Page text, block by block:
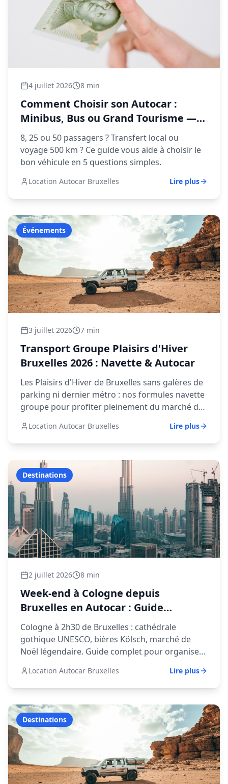
4 juillet 2026 8 min
Comment Choisir son Autocar :
Minibus, Bus ou Grand Tourisme —
Guide Décideur
8, 25 ou 50 passagers ? Transfert local ou
voyage 500 km ? Ce guide vous aide à choisir le
bon véhicule en 5 questions simples.
Location Autocar Bruxelles Lire plus
Événements
3 juillet 2026 7 min
Transport Groupe Plaisirs d'Hiver
Bruxelles 2026 : Navette & Autocar
Les Plaisirs d'Hiver de Bruxelles sans galères de
parking ni dernier métro : nos formules navette
groupe pour profiter pleinement du marché de
Location Autocar Bruxelles Lire plus
Destinations
2 juillet 2026 8 min
Week-end à Cologne depuis
Bruxelles en Autocar : Guide
Complet 2026
Cologne à 2h30 de Bruxelles : cathédrale
gothique UNESCO, bières Kölsch, marché de
Noël légendaire. Guide complet pour organiser
Location Autocar Bruxelles Lire plus
Destinations